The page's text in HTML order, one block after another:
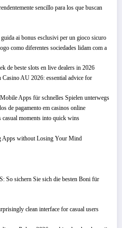
sencillo para los que buscan
ai bonus esclusivi per un gioco sicuro
como diferentes sociedades lidam com a
de beste slots en live dealers in 2026
AU 2026: essential advice for
Apps für schnelles Spielen unterwegs
de pagamento em casinos online
casual moments into quick wins
Apps without Losing Your Mind
So sichern Sie sich die besten Boni für
clean interface for casual users